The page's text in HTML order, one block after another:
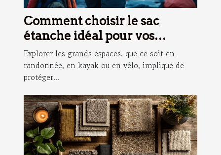
Comment choisir le sac
étanche idéal pour vos
aventures ?
Explorer les grands espaces, que ce soit en
randonnée, en kayak ou en vélo, implique de
protéger...